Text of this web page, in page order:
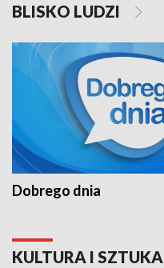
BLISKO LUDZI
Dobrego dnia
KULTURA I SZTUKA